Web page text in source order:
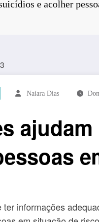
e acolher
Naiara Dias
informações